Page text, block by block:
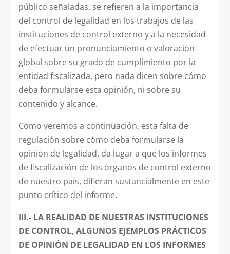
público señaladas, se refieren a la importancia
del control de legalidad en los trabajos de las
instituciones de control externo y a la necesidad
de efectuar un pronunciamiento o valoración
global sobre su grado de cumplimiento por la
entidad fiscalizada, pero nada dicen sobre cómo
deba formularse esta opinión, ni sobre su
contenido y alcance.
Como veremos a continuación, esta falta de
regulación sobre cómo deba formularse la
opinión de legalidad, da lugar a que los informes
de fiscalización de los órganos de control externo
de nuestro país, difieran sustancialmente en este
punto crítico del informe.
III.- LA REALIDAD DE NUESTRAS INSTITUCIONES
DE CONTROL, ALGUNOS EJEMPLOS PRÁCTICOS
DE OPINIÓN DE LEGALIDAD EN LOS INFORMES